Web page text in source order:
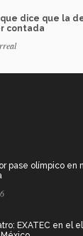
dice que la
contada
pase olímpico
EXATEC en el